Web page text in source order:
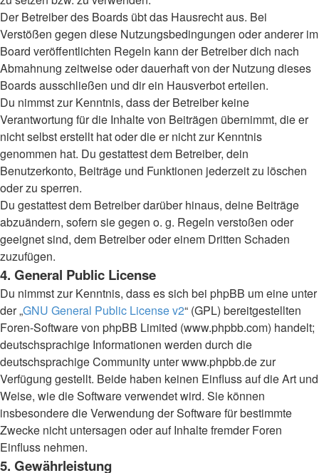
Der Betreiber des Boards übt das Hausrecht aus. Bei
Verstößen gegen diese Nutzungsbedingungen oder anderer im
Board veröffentlichten Regeln kann der Betreiber dich nach
Abmahnung zeitweise oder dauerhaft von der Nutzung dieses
Boards ausschließen und dir ein Hausverbot erteilen.
Du nimmst zur Kenntnis, dass der Betreiber keine
Verantwortung für die Inhalte von Beiträgen übernimmt, die er
nicht selbst erstellt hat oder die er nicht zur Kenntnis
genommen hat. Du gestattest dem Betreiber, dein
Benutzerkonto, Beiträge und Funktionen jederzeit zu löschen
oder zu sperren.
Du gestattest dem Betreiber darüber hinaus, deine Beiträge
abzuändern, sofern sie gegen o. g. Regeln verstoßen oder
geeignet sind, dem Betreiber oder einem Dritten Schaden
zuzufügen.
4. General Public License
Du nimmst zur Kenntnis, dass es sich bei phpBB um eine unter
der „GNU General Public License v2“ (GPL) bereitgestellten
Foren-Software von phpBB Limited (www.phpbb.com) handelt;
deutschsprachige Informationen werden durch die
deutschsprachige Community unter www.phpbb.de zur
Verfügung gestellt. Beide haben keinen Einfluss auf die Art und
Weise, wie die Software verwendet wird. Sie können
insbesondere die Verwendung der Software für bestimmte
Zwecke nicht untersagen oder auf Inhalte fremder Foren
Einfluss nehmen.
5. Gewährleistung